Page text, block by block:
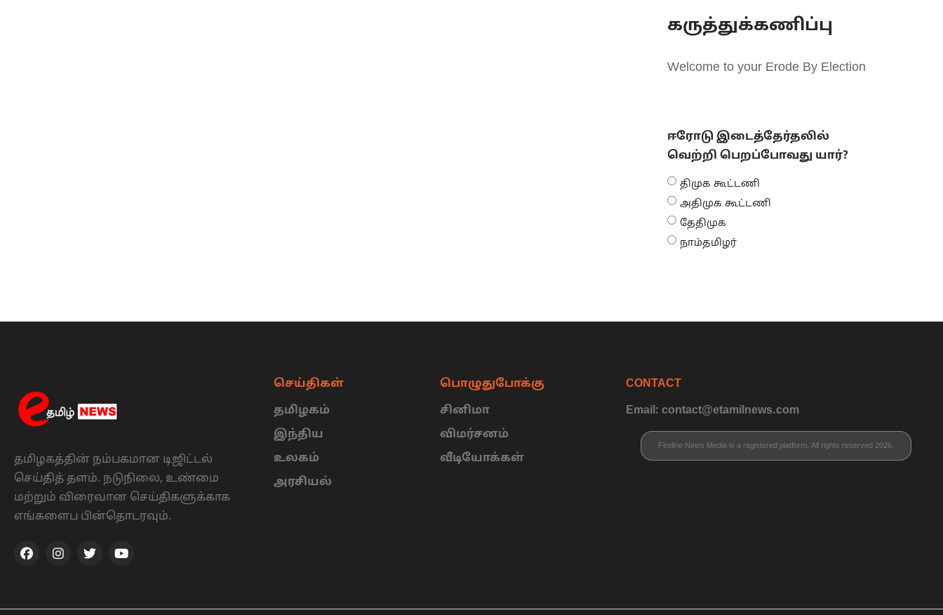
கருத்துக்கணிப்பு
Welcome to your Erode By Election
ஈரோடு இடைத்தேர்தலில்
வெற்றி பெறப்போவது யார்?
திமுக கூட்டணி
அதிமுக கூட்டணி
தேதிமுக
நாம்தமிழர்
தமிழகத்தின் நம்பகமான டிஜிட்டல்
செய்தித் தளம். நடுநிலை, உண்மை
மற்றும் விரைவான செய்திகளுக்காக
எங்களைப பின்தொடரவும்.
செய்திகள்
தமிழகம்
இந்திய
உலகம்
அரசியல்
பொழுதுபோக்கு
சினிமா
விமர்சனம்
வீடியோக்கள்
CONTACT
Email: contact@etamilnews.com
Fireline News Media is a registered platform. All rights reserved 2026.